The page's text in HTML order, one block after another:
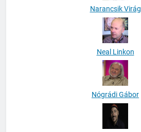
Narancsik Virág
Neal Linkon
Nógrádi Gábor